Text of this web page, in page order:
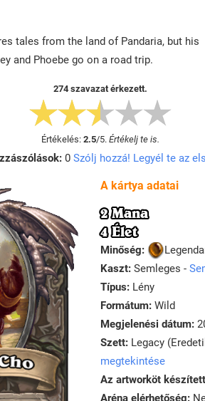
tales from the land of Pandaria, but his
and Phoebe go on a road trip.
274 szavazat érkezett.
Értékelés: 2.5/5. Értékelj te is.
0 Szólj hozzá! Legyél te az
A kártya adatai
2 Mana
4 Élet
Minőség:
Kaszt: Semleges -
Típus: Lény
Formátum: Wild
Megjelenési dátum:
Szett: Legacy
megtekintése
Az artworköt
Aréna elérhetőség: